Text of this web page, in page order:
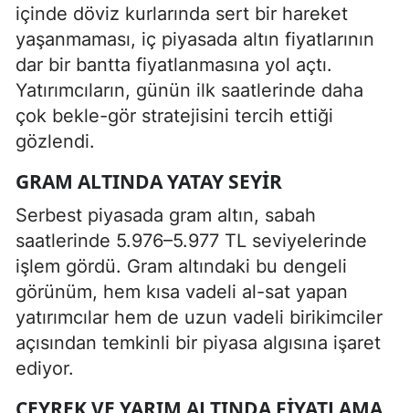
içinde döviz kurlarında sert bir hareket
yaşanmaması, iç piyasada altın fiyatlarının
dar bir bantta fiyatlanmasına yol açtı.
Yatırımcıların, günün ilk saatlerinde daha
çok bekle-gör stratejisini tercih ettiği
gözlendi.
GRAM ALTINDA YATAY SEYIR
Serbest piyasada gram altın, sabah
saatlerinde 5.976–5.977 TL seviyelerinde
işlem gördü. Gram altındaki bu dengeli
görünüm, hem kısa vadeli al-sat yapan
yatırımcılar hem de uzun vadeli birikimciler
açısından temkinli bir piyasa algısına işaret
ediyor.